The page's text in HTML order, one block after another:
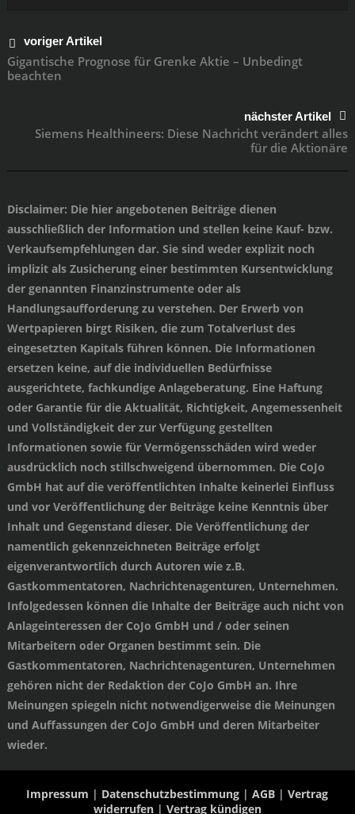
voriger Artikel
Gigantische Prognose für Grenke Aktie – Unbedingt
beachten
nächster Artikel
Siemens Healthineers: Diese Nachricht verändert alles
für die Aktionäre
Disclaimer: Die hier angebotenen Beiträge dienen
ausschließlich der Information und stellen keine Kauf- bzw.
Verkaufsempfehlungen dar. Sie sind weder explizit noch
implizit als Zusicherung einer bestimmten Kursentwicklung
der genannten Finanzinstrumente oder als
Handlungsaufforderung zu verstehen. Der Erwerb von
Wertpapieren birgt Risiken, die zum Totalverlust des
eingesetzten Kapitals führen können. Die Informationen
ersetzen keine, auf die individuellen Bedürfnisse
ausgerichtete, fachkundige Anlageberatung. Eine Haftung
oder Garantie für die Aktualität, Richtigkeit, Angemessenheit
und Vollständigkeit der zur Verfügung gestellten
Informationen sowie für Vermögensschäden wird weder
ausdrücklich noch stillschweigend übernommen. Die CoJo
GmbH hat auf die veröffentlichten Inhalte keinerlei Einfluss
und vor Veröffentlichung der Beiträge keine Kenntnis über
Inhalt und Gegenstand dieser. Die Veröffentlichung der
namentlich gekennzeichneten Beiträge erfolgt
eigenverantwortlich durch Autoren wie z.B.
Gastkommentatoren, Nachrichtenagenturen, Unternehmen.
Infolgedessen können die Inhalte der Beiträge auch nicht von
Anlageinteressen der CoJo GmbH und / oder seinen
Mitarbeitern oder Organen bestimmt sein. Die
Gastkommentatoren, Nachrichtenagenturen, Unternehmen
gehören nicht der Redaktion der CoJo GmbH an. Ihre
Meinungen spiegeln nicht notwendigerweise die Meinungen
und Auffassungen der CoJo GmbH und deren Mitarbeiter
wieder.
Impressum | Datenschutzbestimmung |AGB |Vertrag
widerrufen| Vertrag kündigen